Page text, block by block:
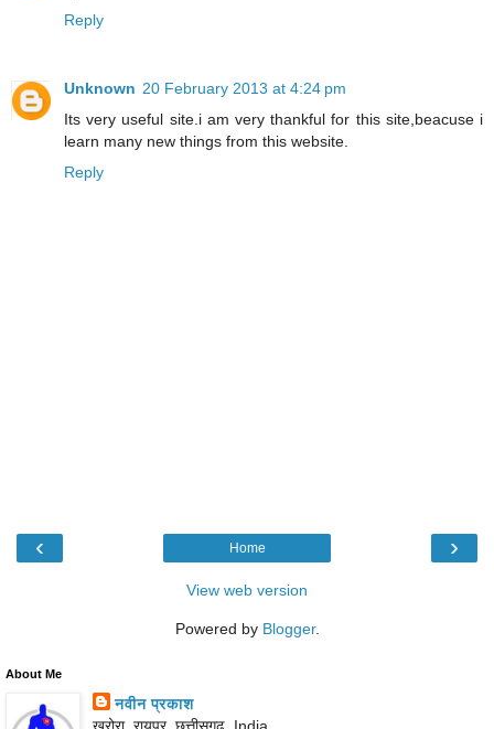
Reply
Unknown 20 February 2013 at 4:24 pm
Its very useful site.i am very thankful for this site,beacuse i
learn many new things from this website.
Reply
‹ ›
Home
View web version
Powered by Blogger.
About Me
नवीन प्रकाश
खरोरा, रायपुर, छत्तीसगढ़, India